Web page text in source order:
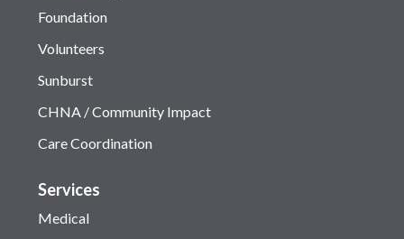
Foundation
Volunteers
Sunburst
CHNA / Community Impact
Care Coordination
Services
Medical